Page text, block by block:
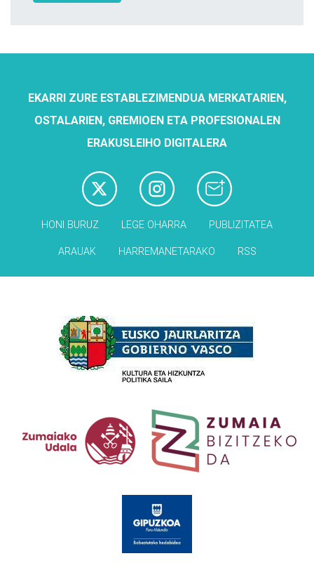
EKARRI ZURE ESTABLEZIMENDUA MERKATARIEN,
OSTALARIEN, GREMIOEN ETA PROFESIONALEN
ERAKUSLEIHO DIGITALERA
HONI BURUZ LEGE OHARRA PUBLIZITATEA
ARAUAK HARREMANETARAKO RSS